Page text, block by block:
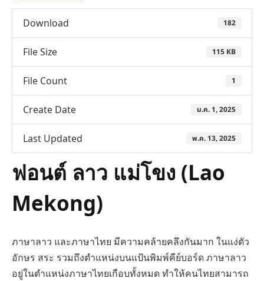
Download 182
File Size 115 KB
File Count 1
Create Date ม.ค. 1, 2025
Last Updated พ.ค. 13, 2025
ฟอนต์ ลาว แม่โขง (Lao
Mekong)
ภาษาลาว และภาษาไทย มีความคล้ายคลึงกันมาก ในแง่ตัว
อักษร สระ รวมถึงตำแหน่งบนแป้นพิมพ์คีย์บอร์ด ภาษาลาว
อยู่ในตำแหน่งภาษาไทยเกือบทั้งหมด ทำให้คนไทยสามารถ